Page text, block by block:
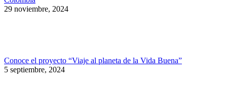
29 noviembre, 2024
Conoce el proyecto “Viaje al planeta de la Vida Buena”
5 septiembre, 2024